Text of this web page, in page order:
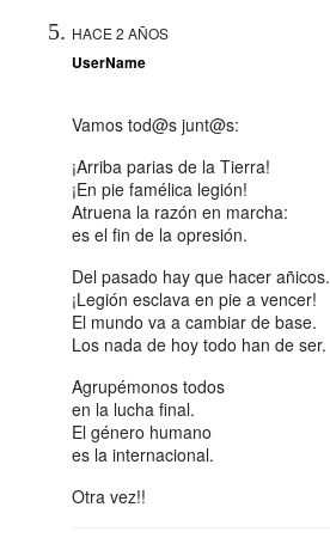
HACE 2 AÑOS
UserName
Vamos tod@s junt@s:
¡Arriba parias de la Tierra!
¡En pie famélica legión!
Atruena la razón en marcha:
es el fin de la opresión.
Del pasado hay que hacer añicos.
¡Legión esclava en pie a vencer!
El mundo va a cambiar de base.
Los nada de hoy todo han de ser.
Agrupémonos todos
en la lucha final.
El género humano
es la internacional.
Otra vez!!